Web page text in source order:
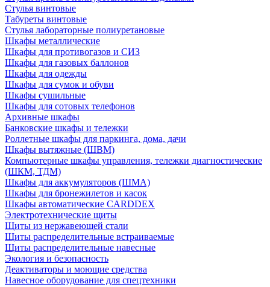
Стулья винтовые
Табуреты винтовые
Стулья лабораторные полиуретановые
Шкафы металлические
Шкафы для противогазов и СИЗ
Шкафы для газовых баллонов
Шкафы для одежды
Шкафы для сумок и обуви
Шкафы сушильные
Шкафы для сотовых телефонов
Архивные шкафы
Банковские шкафы и тележки
Роллетные шкафы для паркинга, дома, дачи
Шкафы вытяжные (ШВМ)
Компьютерные шкафы управления, тележки диагностические
(ШКМ, ТДМ)
Шкафы для аккумуляторов (ШМА)
Шкафы для бронежилетов и касок
Шкафы автоматические CARDDEX
Электротехнические щиты
Щиты из нержавеющей стали
Щиты распределительные встраиваемые
Щиты распределительные навесные
Экология и безопасность
Деактиваторы и моющие средства
Навесное оборудование для спецтехники